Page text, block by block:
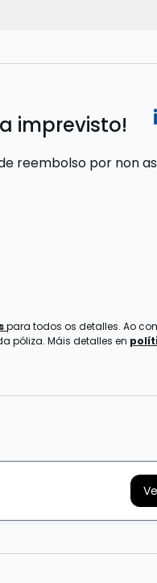
imprevisto!
reembolso por non
para todos os detalles. Ao
póliza. Máis detalles en